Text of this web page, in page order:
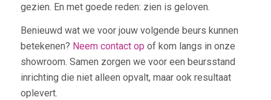
gezien. En met goede reden: zien is geloven.
Benieuwd wat we voor jouw volgende beurs kunnen
betekenen? Neem contact op of kom langs in onze
showroom. Samen zorgen we voor een beursstand
inrichting die niet alleen opvalt, maar ook resultaat
oplevert.